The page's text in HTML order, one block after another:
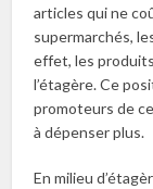
articles qui ne
supermarchés,
effet, les
l’étagère. Ce
promoteurs de
à dépenser plus.
En milieu